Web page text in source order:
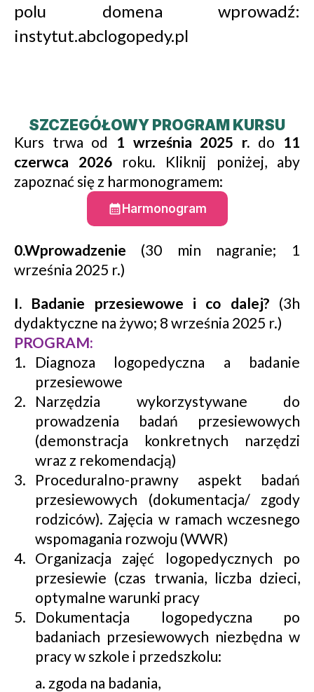
polu domena wprowadź:
instytut.abclogopedy.pl
SZCZEGÓŁOWY PROGRAM KURSU
Kurs trwa od 1 września 2025 r. do 11
czerwca 2026 roku. Kliknij poniżej, aby
zapoznać się z harmonogramem:
Harmonogram
0.Wprowadzenie (30 min nagranie; 1
września 2025 r.)
I. Badanie przesiewowe i co dalej? (3h
dydaktyczne na żywo; 8 września 2025 r.)
PROGRAM:
Diagnoza logopedyczna a badanie
przesiewowe
Narzędzia wykorzystywane do
prowadzenia badań przesiewowych
(demonstracja konkretnych narzędzi
wraz z rekomendacją)
Proceduralno-prawny aspekt badań
przesiewowych (dokumentacja/ zgody
rodziców). Zajęcia w ramach wczesnego
wspomagania rozwoju (WWR)
Organizacja zajęć logopedycznych po
przesiewie (czas trwania, liczba dzieci,
optymalne warunki pracy
Dokumentacja logopedyczna po
badaniach przesiewowych niezbędna w
pracy w szkole i przedszkolu:
a. zgoda na badania,